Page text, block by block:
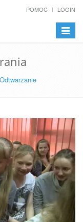
POMOC LOGIN
Odtwarzanie